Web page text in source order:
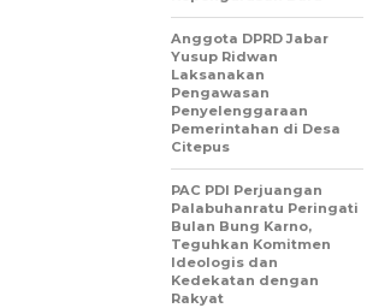
Anggota DPRD Jabar
Yusup Ridwan
Laksanakan
Pengawasan
Penyelenggaraan
Pemerintahan di Desa
Citepus
PAC PDI Perjuangan
Palabuhanratu Peringati
Bulan Bung Karno,
Teguhkan Komitmen
Ideologis dan
Kedekatan dengan
Rakyat